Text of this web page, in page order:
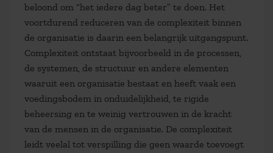
beloond om “het iedere dag beter” te doen. Het
voortdurend reduceren van de complexiteit binnen
de organisatie is daarin een belangrijk uitgangspunt.
Complexiteit ontstaat bijvoorbeeld in de processen,
de systemen, de structuur en andere elementen
waaruit een organisatie bestaat en heeft vaak een
voedingsbodem in onduidelijkheid, te rigide
beheersing en te weinig vertrouwen in de kracht
van de mensen in de organisatie. De complexiteit
leidt veelal tot verspilling die geen waarde toevoegt